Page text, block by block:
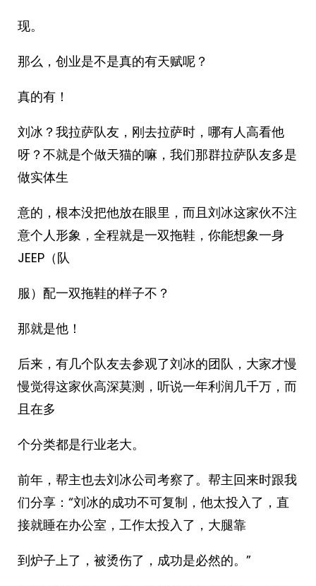
现。
那么，创业是不是真的有天赋呢？
真的有！
刘冰？我拉萨队友，刚去拉萨时，哪有人高看他
呀？不就是个做天猫的嘛，我们那群拉萨队友多是
做实体生
意的，根本没把他放在眼里，而且刘冰这家伙不注
意个人形象，全程就是一双拖鞋，你能想象一身
JEEP（队
服）配一双拖鞋的样子不？
那就是他！
后来，有几个队友去参观了刘冰的团队，大家才慢
慢觉得这家伙高深莫测，听说一年利润几千万，而
且在多
个分类都是行业老大。
前年，帮主也去刘冰公司考察了。帮主回来时跟我
们分享：“刘冰的成功不可复制，他太投入了，直
接就睡在办公室，工作太投入了，大腿靠
到炉子上了，被烫伤了，成功是必然的。”